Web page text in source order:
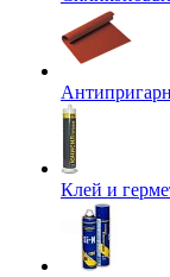
Клей и